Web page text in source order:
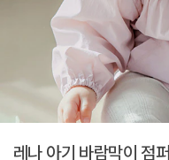
레나 아기 바람막이 점퍼